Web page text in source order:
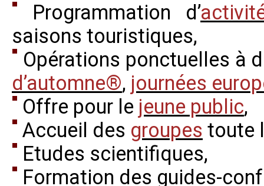
Programmation d’
saisons touristiques,
Opérations ponctuelles à
d’automne®, journées
Offre pour le jeune public,
Accueil des groupes toute
Etudes scientifiques,
Formation des guides-